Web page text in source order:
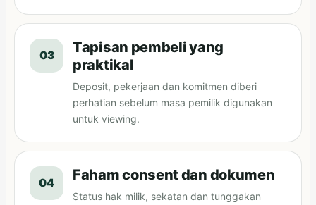
03
Tapisan pembeli yang
praktikal
Deposit, pekerjaan dan komitmen diberi
perhatian sebelum masa pemilik digunakan
untuk viewing.
04 Faham consent dan dokumen
Status hak milik, sekatan dan tunggakan